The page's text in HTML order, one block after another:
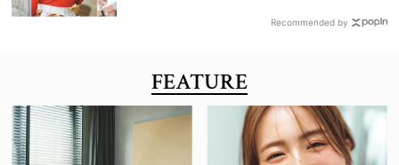
Recommended by
FEATURE